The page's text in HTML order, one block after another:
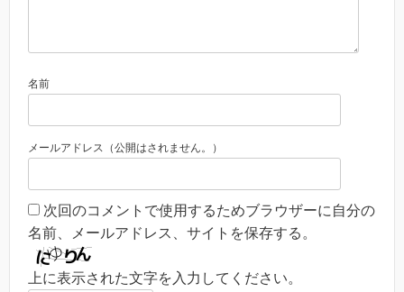
名前
メールアドレス（公開はされません。）
次回のコメントで使用するためブラウザーに自分の
名前、メールアドレス、サイトを保存する。
上に表示された文字を入力してください。